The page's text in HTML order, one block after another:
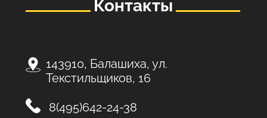
Контакты
143910, Балашиха, ул.
Текстильщиков, 16
8(495)642-24-38